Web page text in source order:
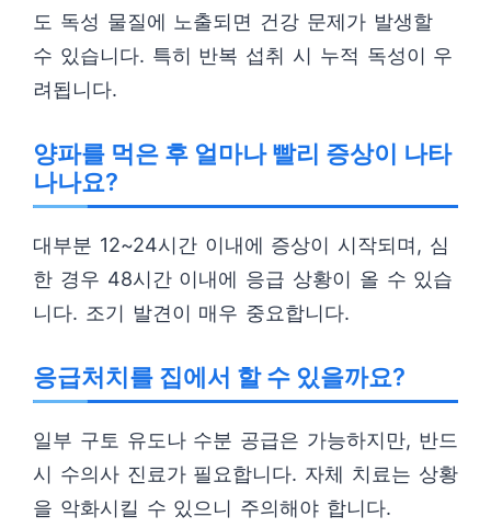
도 독성 물질에 노출되면 건강 문제가 발생할
수 있습니다. 특히 반복 섭취 시 누적 독성이 우
려됩니다.
양파를 먹은 후 얼마나 빨리 증상이 나타
나나요?
대부분 12~24시간 이내에 증상이 시작되며, 심
한 경우 48시간 이내에 응급 상황이 올 수 있습
니다. 조기 발견이 매우 중요합니다.
응급처치를 집에서 할 수 있을까요?
일부 구토 유도나 수분 공급은 가능하지만, 반드
시 수의사 진료가 필요합니다. 자체 치료는 상황
을 악화시킬 수 있으니 주의해야 합니다.